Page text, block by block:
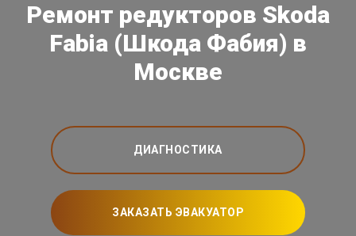
Ремонт редукторов Skoda
Fabia (Шкода Фабия) в
Москве
ДИАГНОСТИКА
ЗАКАЗАТЬ ЭВАКУАТОР